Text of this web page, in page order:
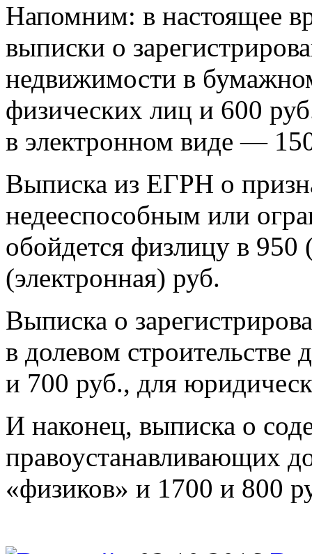
Напомним: в настоящее
выписки о
недвижимости в
физических лиц и 600
в электронном виде —
Выписка из ЕГРН о
недееспособным или
обойдется физлицу в
(электронная) руб.
Выписка о
в долевом
и 700 руб., для
И наконец, выписка о
правоустанавливающих
«физиков» и 1700 и 800